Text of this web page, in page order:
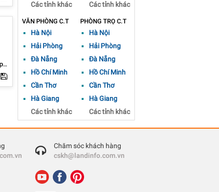
Các tỉnh khác
Các tỉnh khác
VĂN PHÒNG C.T
Hà Nội
Hải Phòng
Đà Nẵng
Hồ Chí Minh
Cần Thơ
Hà Giang
Các tỉnh khác
PHÒNG TRỌ C.T
Hà Nội
Hải Phòng
Đà Nẵng
Hồ Chí Minh
Cần Thơ
Hà Giang
Các tỉnh khác
Chăm sóc khách hàng
cskh@landinfo.com.vn